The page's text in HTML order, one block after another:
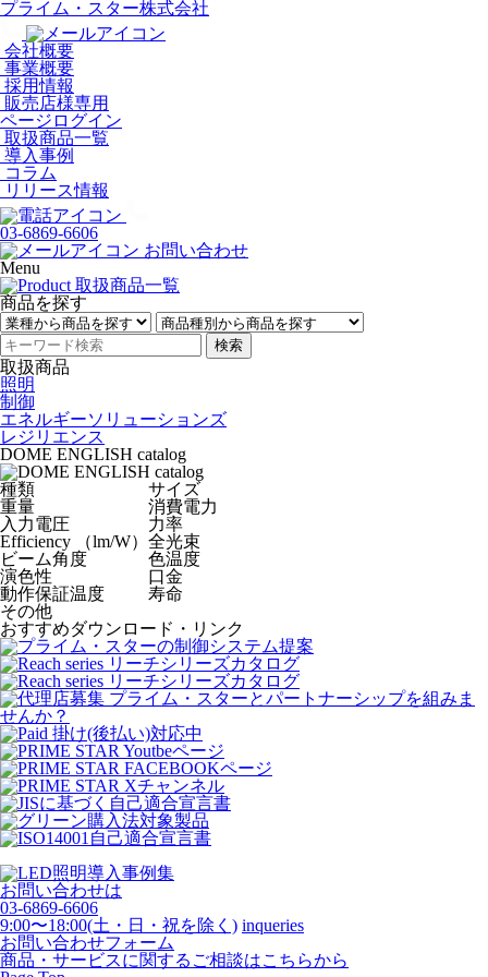
プライム・スター株式会社
会社概要
事業概要
採用情報
販売店様専用
ページログイン
取扱商品一覧
導入事例
コラム
リリース情報
03-6869-6606
お問い合わせ
Menu
商品を探す
検索
取扱商品
照明
制御
エネルギーソリューションズ
レジリエンス
DOME ENGLISH catalog
種類
サイズ
重量
消費電力
入力電圧
力率
Efficiency （lm/W） 全光束
ビーム角度
色温度
演色性
口金
動作保証温度
寿命
その他
おすすめダウンロード・リンク
お問い合わせは
03-6869-6606
9:00〜18:00(土・日・祝を除く) inqueries
お問い合わせフォーム
商品・サービスに関するご相談はこちらから